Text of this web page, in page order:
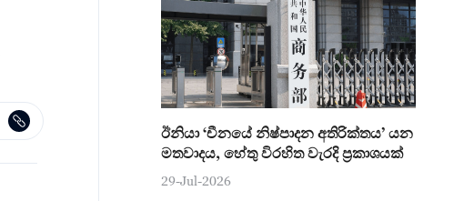
ඊනියා ‘චීනයේ නිෂ්පාදන අතිරික්තය’ යන
මතවාදය, හේතු විරහිත වැරදි ප්‍රකාශයක්
29-Jul-2026